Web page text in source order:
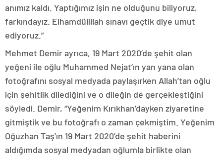
anımız kaldı. Yaptığımız işin ne olduğunu biliyoruz,
farkındayız. Elhamdülillah sınavı geçtik diye umut
ediyoruz.”
Mehmet Demir ayrıca, 19 Mart 2020’de şehit olan
yeğeni ile oğlu Muhammed Nejat’ın yan yana olan
fotoğrafını sosyal medyada paylaşırken Allah’tan oğlu
için şehitlik dilediğini ve o dileğin de gerçekleştiğini
söyledi. Demir, “Yeğenim Kırıkhan’dayken ziyaretine
gitmiştik ve bu fotoğrafı o zaman çekmiştim. Yeğenim
Oğuzhan Taş’ın 19 Mart 2020’de şehit haberini
aldığımda sosyal medyadan oğlumla birlikte olan